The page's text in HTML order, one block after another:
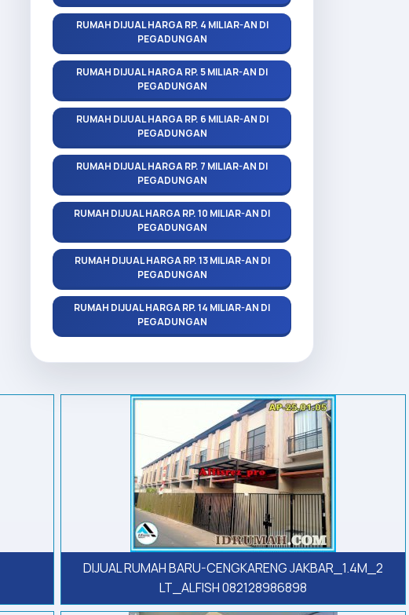
RUMAH DIJUAL HARGA RP. 4 MILIAR-AN DI
PEGADUNGAN
RUMAH DIJUAL HARGA RP. 5 MILIAR-AN DI
PEGADUNGAN
RUMAH DIJUAL HARGA RP. 6 MILIAR-AN DI
PEGADUNGAN
RUMAH DIJUAL HARGA RP. 7 MILIAR-AN DI
PEGADUNGAN
RUMAH DIJUAL HARGA RP. 10 MILIAR-AN DI
PEGADUNGAN
RUMAH DIJUAL HARGA RP. 13 MILIAR-AN DI
PEGADUNGAN
RUMAH DIJUAL HARGA RP. 14 MILIAR-AN DI
PEGADUNGAN
DIJUAL RUMAH BARU-CENGKARENG JAKBAR_1.4M_2
LT_ALFISH 082128986898